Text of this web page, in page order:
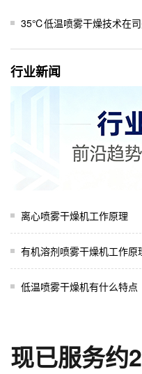
35℃低温喷雾干燥技术在司美格鲁
行业新闻
离心喷雾干燥机工作原理
有机溶剂喷雾干燥机工作原
低温喷雾干燥机有什么特点
现已服务约